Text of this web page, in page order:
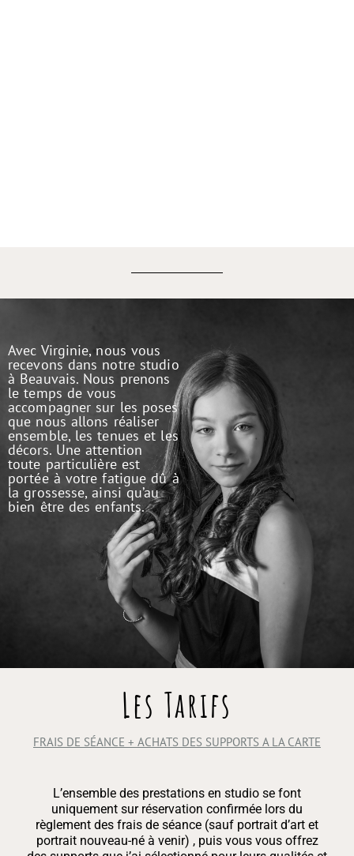
Avec Virginie, nous vous
recevons dans notre studio
à Beauvais. Nous prenons
le temps de vous
accompagner sur les poses
que nous allons réaliser
ensemble, les tenues et les
décors. Une attention
toute particulière est
portée à votre fatigue dû à
la grossesse, ainsi qu’au
bien être des enfants.
Les Tarifs
FRAIS DE SÉANCE + ACHATS DES SUPPORTS A LA CARTE
L’ensemble des prestations en studio se font
uniquement sur réservation confirmée lors du
règlement des frais de séance (sauf portrait d’art et
portrait nouveau-né à venir) , puis vous vous offrez